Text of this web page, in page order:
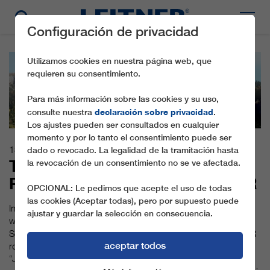
13.07.2017
THREE NEW LEITNER
ROPEWAYS AT MOUNT JENNER
In the Mount Jenner area at Königssee lake, these upgrades
will comprise three new systems: from 2018 on, visitors to
Schönau am Königssee will be able to use three new LEITNER
ropeways: “Jennerbahn” 10-passenger gondola lift and the
“Jennerwiesen” and “Mitterkaser” 6-seater chairlifts. The
Configuración de privacidad
Utilizamos cookies en nuestra página web, que
requieren su consentimiento.
Para más información sobre las cookies y su uso,
consulte nuestra declaración sobre privacidad.
Los ajustes pueden ser consultados en cualquier
momento y por lo tanto el consentimiento puede ser
dado o revocado. La legalidad de la tramitación hasta
la revocación de un consentimiento no se ve afectada.
OPCIONAL: Le pedimos que acepte el uso de todas
las cookies (Aceptar todas), pero por supuesto puede
ajustar y guardar la selección en consecuencia.
aceptar todos